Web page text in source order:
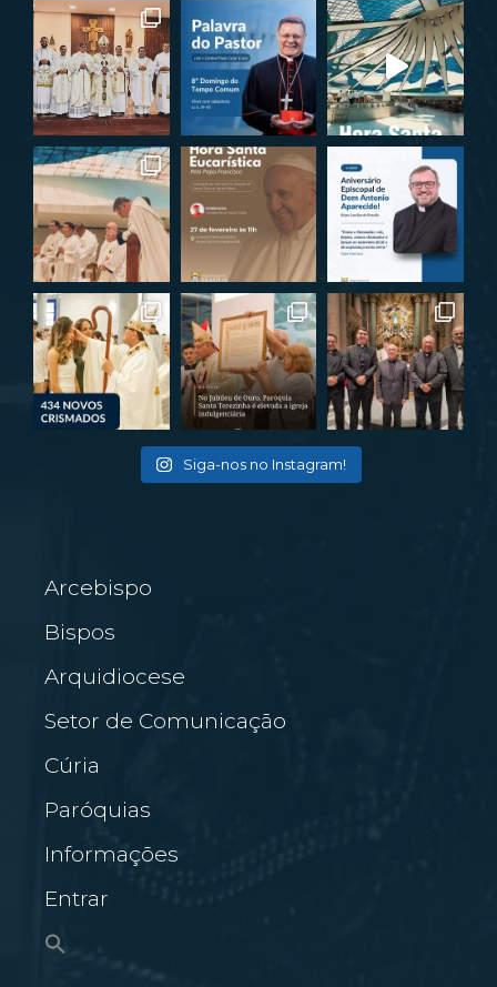
Siga-nos no Instagram!
Arcebispo
Bispos
Arquidiocese
Setor de Comunicação
Cúria
Paróquias
Informações
Entrar